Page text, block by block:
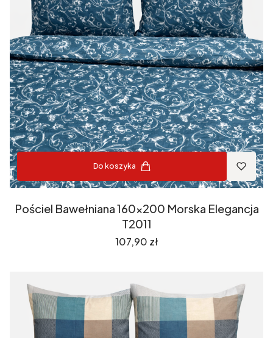
Do koszyka
Pościel Bawełniana 160x200 Morska Elegancja
T2011
Cena
107,90 zł